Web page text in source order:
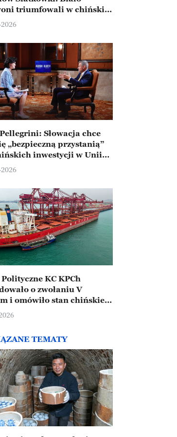
triumfowali w chińskim
Słowacja chce
„bezpieczną przystanią”
inwestycji w Unii
KC KPCh
o zwołaniu V
i omówiło stan chińskiej
TEMATY